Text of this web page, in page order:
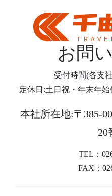
お問
受付時間(各支
定休日:土日祝・年末年
本社所在地:〒385-
20
TEL：
FAX：